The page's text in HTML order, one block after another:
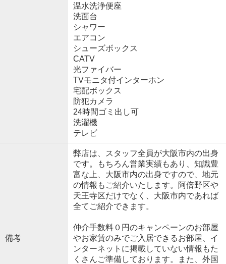
温水洗浄便座
洗面台
シャワー
エアコン
シューズボックス
CATV
光ファイバー
TVモニタ付インターホン
宅配ボックス
防犯カメラ
24時間ゴミ出し可
洗濯機
テレビ
備考
弊店は、スタッフ全員が大阪市内の出身
です。もちろん営業実績もあり、知識豊
富な上、大阪市内の出身ですので、地元
の情報もご紹介いたします。阿倍野区や
天王寺区だけでなく、大阪市内であれば
全てご紹介できます。
仲介手数料０円のキャンペーンのお部屋
やお家賃のみでご入居できるお部屋、イ
ンターネットに掲載していない情報もた
くさんご準備しております。また、外国